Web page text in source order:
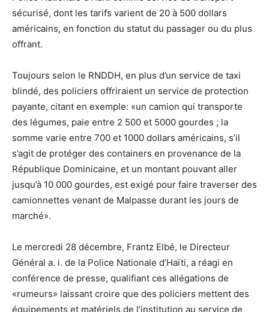
sécurisé, dont les tarifs varient de 20 à 500 dollars
américains, en fonction du statut du passager ou du plus
offrant.
Toujours selon le RNDDH, en plus d’un service de taxi
blindé, des policiers offriraient un service de protection
payante, citant en exemple: «un camion qui transporte
des légumes, paie entre 2 500 et 5000 gourdes ; la
somme varie entre 700 et 1000 dollars américains, s’il
s’agit de protéger des containers en provenance de la
République Dominicaine, et un montant pouvant aller
jusqu’à 10 000 gourdes, est exigé pour faire traverser des
camionnettes venant de Malpasse durant les jours de
marché».
Le mercredi 28 décembre, Frantz Elbé, le Directeur
Général a. i. de la Police Nationale d’Haïti, a réagi en
conférence de presse, qualifiant ces allégations de
«rumeurs» laissant croire que des policiers mettent des
équipements et matériels de l’institution au service de